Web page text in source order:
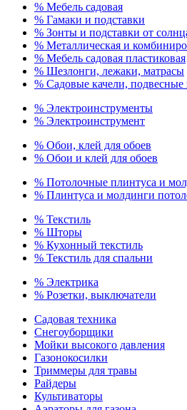
% Мебель садовая
% Гамаки и подставки
% Зонты и подставки от
% Металлическая и
% Мебель садовая пластиковая
% Шезлонги, лежаки, матрасы
% Садовые качели, подвесные
% Электроинструменты
% Электроинструмент
% Обои, клей для обоев
% Обои и клей для обоев
% Потолочные плинтуса и
% Плинтуса и молдинги
% Текстиль
% Шторы
% Кухонный текстиль
% Текстиль для спальни
% Электрика
% Розетки, выключатели
Садовая техника
Снегоуборщики
Мойки высокого давления
Газонокосилки
Триммеры для травы
Райдеры
Культиваторы